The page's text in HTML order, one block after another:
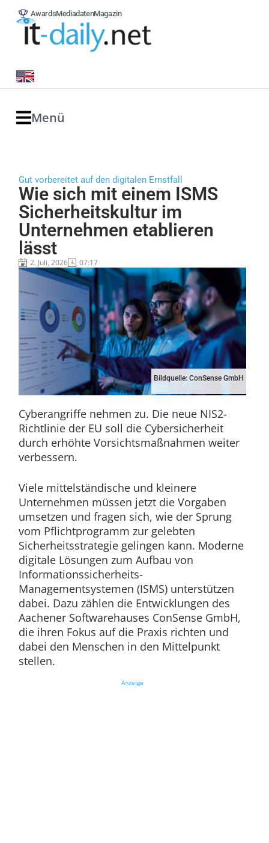
AwardsMediadatenMagazin
Menü
Gut vorbereitet auf den digitalen Ernstfall
Wie sich mit einem ISMS
Sicherheitskultur im
Unternehmen etablieren
lässt
2. Juli, 2026 07:17
Bildquelle: ConSense GmbH
Cyberangriffe nehmen zu. Die neue NIS2-
Richtlinie der EU soll die Cybersicherheit
durch erhöhte Vorsichtsmaßnahmen weiter
verbessern.
Viele mittelständische und kleinere
Unternehmen müssen jetzt die Vorgaben
umsetzen und fragen sich, wie der Sprung
vom Pflichtprogramm zur gelebten
Sicherheitsstrategie gelingen kann. Moderne
digitale Lösungen zum Aufbau von
Informationssicherheits-
Managementsystemen (ISMS) unterstützen
dabei. Dazu zählen die Entwicklungen des
Aachener Softwarehauses ConSense GmbH,
die ihren Fokus auf die Praxis richten und
dabei den Menschen in den Mittelpunkt
stellen.
Anzeige